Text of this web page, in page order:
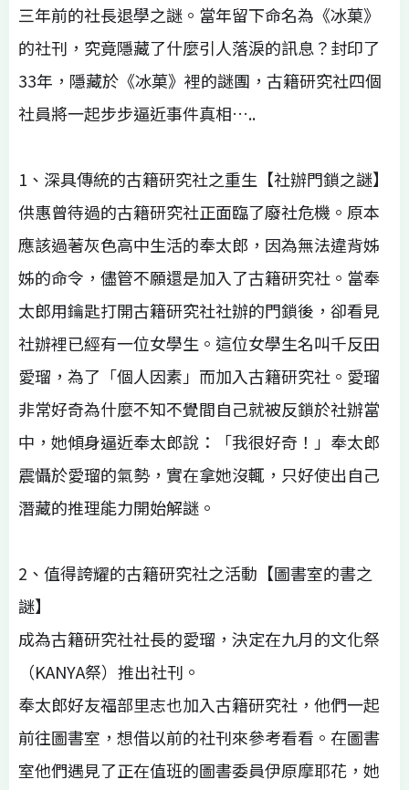
三年前的社長退學之謎。當年留下命名為《冰菓》
的社刊，究竟隱藏了什麼引人落淚的訊息？封印了
33年，隱藏於《冰菓》裡的謎團，古籍研究社四個
社員將一起步步逼近事件真相…..
1、深具傳統的古籍研究社之重生【社辦門鎖之謎】
供惠曾待過的古籍研究社正面臨了廢社危機。原本
應該過著灰色高中生活的奉太郎，因為無法違背姊
姊的命令，儘管不願還是加入了古籍研究社。當奉
太郎用鑰匙打開古籍研究社社辦的門鎖後，卻看見
社辦裡已經有一位女學生。這位女學生名叫千反田
愛瑠，為了「個人因素」而加入古籍研究社。愛瑠
非常好奇為什麼不知不覺間自己就被反鎖於社辦當
中，她傾身逼近奉太郎說：「我很好奇！」奉太郎
震懾於愛瑠的氣勢，實在拿她沒輒，只好使出自己
潛藏的推理能力開始解謎。
2、值得誇耀的古籍研究社之活動【圖書室的書之
謎】
成為古籍研究社社長的愛瑠，決定在九月的文化祭
（KANYA祭）推出社刊。
奉太郎好友福部里志也加入古籍研究社，他們一起
前往圖書室，想借以前的社刊來參考看看。在圖書
室他們遇見了正在值班的圖書委員伊原摩耶花，她